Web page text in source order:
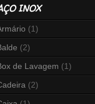
INOX
(1)
(2)
de Lavagem (1)
(2)